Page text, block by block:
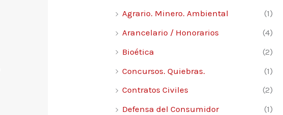
Agrario. Minero. Ambiental
(1)
Arancelario / Honorarios
(4)
Bioética
(2)
Concursos. Quiebras.
(1)
Contratos Civiles
(2)
Defensa del Consumidor
(1)